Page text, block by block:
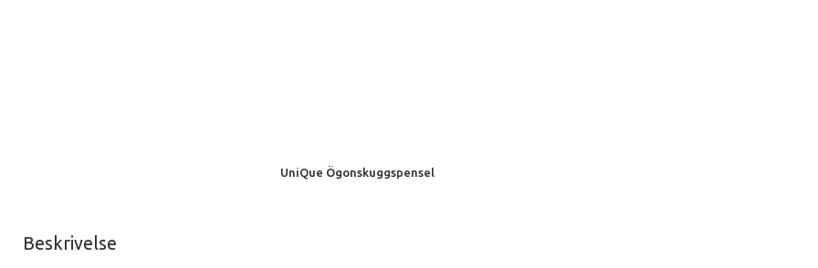
UniQue Ögonskuggspensel
Beskrivelse